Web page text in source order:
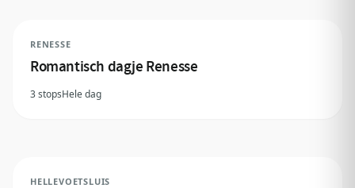
RENESSE
Romantisch dagje Renesse
3 stopsHele dag
HELLEVOETSLUIS